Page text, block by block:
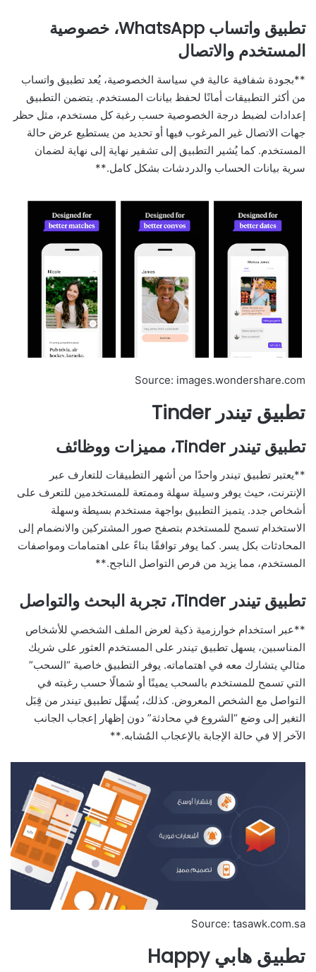
تطبيق واتساب WhatsApp، خصوصية
المستخدم والاتصال
**بجودة شفافية عالية في سياسة الخصوصية، يُعد تطبيق واتساب
من أكثر التطبيقات أمانًا لحفظ بيانات المستخدم. يتضمن التطبيق
إعدادات لضبط درجة الخصوصية حسب رغبة كل مستخدم، مثل حظر
جهات الاتصال غير المرغوب فيها أو تحديد من يستطيع عرض حالة
المستخدم. كما يُشير التطبيق إلى تشفير نهاية إلى نهاية لضمان
سرية بيانات الحساب والدردشات بشكل كامل.**
Source: images.wondershare.com
تطبيق تيندر Tinder
تطبيق تيندر Tinder، مميزات ووظائف
**يعتبر تطبيق تيندر واحدًا من أشهر التطبيقات للتعارف عبر
الإنترنت، حيث يوفر وسيلة سهلة وممتعة للمستخدمين للتعرف على
أشخاص جدد. يتميز التطبيق بواجهة مستخدم بسيطة وسهلة
الاستخدام تسمح للمستخدم بتصفح صور المشتركين والانضمام إلى
المحادثات بكل يسر. كما يوفر توافقًا بناءً على اهتمامات ومواصفات
المستخدم، مما يزيد من فرص التواصل الناجح.**
تطبيق تيندر Tinder، تجربة البحث والتواصل
**عبر استخدام خوارزمية ذكية لعرض الملف الشخصي للأشخاص
المناسبين، يسهل تطبيق تيندر على المستخدم العثور على شريك
مثالي يتشارك معه في اهتماماته. يوفر التطبيق خاصية “السحب”
التي تسمح للمستخدم بالسحب يمينًا أو شمالًا حسب رغبته في
التواصل مع الشخص المعروض. كذلك، يُسهِّل تطبيق تيندر من قِبَل
التغير إلى وضع “الشروع في محادثة” دون إظهار إعجاب الجانب
الآخر إلا في حالة الإجابة بالإعجاب المُشابه.**
Source: tasawk.com.sa
تطبيق هابي Happy